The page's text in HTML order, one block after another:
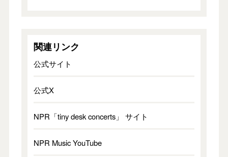
関連リンク
公式サイト
公式X
NPR「tiny desk concerts」 サイト
NPR Music YouTube